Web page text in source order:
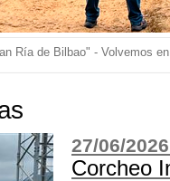
Ría de Bilbao" - Volvemos
27/06/
Corcheo